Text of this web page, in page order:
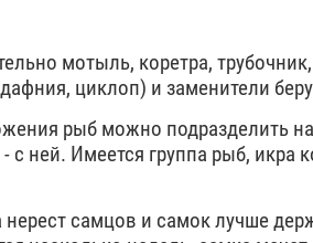
мотыль, коретра,
циклоп) и заменители
рыб можно подразделить
с ней. Имеется группа рыб, икра
самцов и самок лучше